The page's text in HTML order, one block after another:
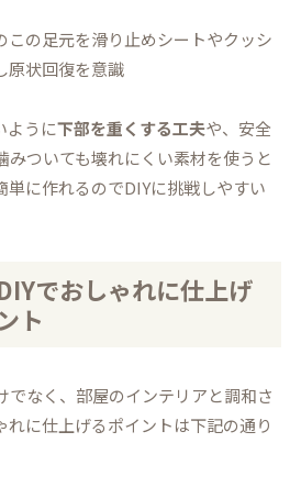
この足元を滑り止めシートやクッシ
原状回復を意識
ように下部を重くする工夫や、安全
みついても壊れにくい素材を使うと
単に作れるのでDIYに挑戦しやすい
でおしゃれに仕上げ
ト
でなく、部屋のインテリアと調和さ
れに仕上げるポイントは下記の通り